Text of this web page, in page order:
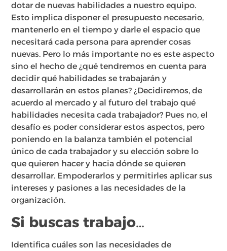
dotar de nuevas habilidades a nuestro equipo.
Esto implica disponer el presupuesto necesario,
mantenerlo en el tiempo y darle el espacio que
necesitará cada persona para aprender cosas
nuevas. Pero lo más importante no es este aspecto
sino el hecho de ¿qué tendremos en cuenta para
decidir qué habilidades se trabajarán y
desarrollarán en estos planes? ¿Decidiremos, de
acuerdo al mercado y al futuro del trabajo qué
habilidades necesita cada trabajador? Pues no, el
desafío es poder considerar estos aspectos, pero
poniendo en la balanza también el potencial
único de cada trabajador y su elección sobre lo
que quieren hacer y hacia dónde se quieren
desarrollar. Empoderarlos y permitirles aplicar sus
intereses y pasiones a las necesidades de la
organización.
Si buscas trabajo…
Identifica cuáles son las necesidades de